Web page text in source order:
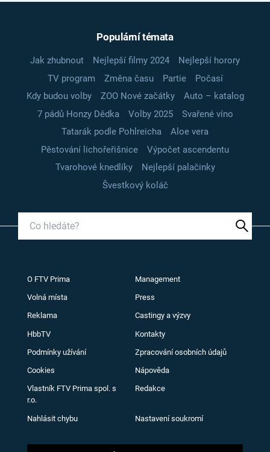
Populární témata
Jak zhubnout Nejlepší filmy 2024
Nejlepší horory
TV program
Změna času Partie
Počasí
Kdy budou volby
ZOO Nové začátky
Auto – katalog
7 pádů Honzy Dědka
Volby 2025
Svařené víno
Tatarák podle Pohlreicha
Aloe vera
Pěstování lichořeřišnice
Výpočet ascendentu
Tvarohové knedlíky
Nejlepší palačinky
Švestkový koláč
O FTV Prima Management
Volná místa Press
Reklama Castingy a výzvy
HbbTV Kontakty
Podmínky užívání Zpracování osobních údajů
Cookies Nápověda
Vlastník FTV Prima spol. s
r.o.
Redakce
Nahlásit chybu Nastavení soukromí